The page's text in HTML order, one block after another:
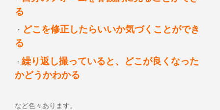
る
・ どこを修正したらいいか気づくことができ
る
・繰り返し撮っていると、どこが良くなった
かどうかわかる
など色々あります。